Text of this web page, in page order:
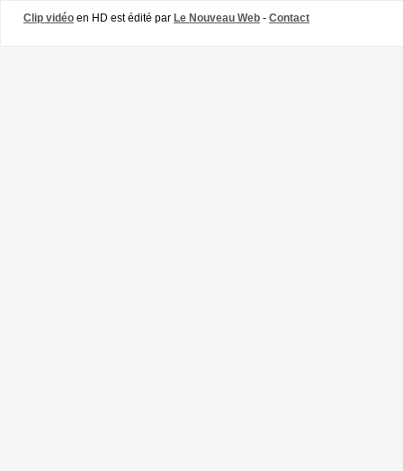
Clip vidéo en HD est édité par Le Nouveau Web - Contact